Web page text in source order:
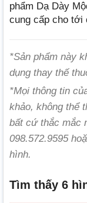
phẩm Dạ Dày
cung cấp cho tới
*Sản phẩm này
dụng thay thế
*Mọi thông tin
khảo, không thể
bất cứ thắc mắc
098.572.9595
hình.
Tìm thấy 6